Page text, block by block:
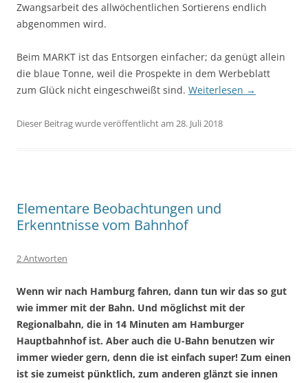
Zwangsarbeit des allwöchentlichen Sortierens endlich
abgenommen wird.
Beim MARKT ist das Entsorgen einfacher; da genügt allein
die blaue Tonne, weil die Prospekte in dem Werbeblatt
zum Glück nicht eingeschweißt sind. Weiterlesen →
Dieser Beitrag wurde veröffentlicht am 28. Juli 2018
Elementare Beobachtungen und
Erkenntnisse vom Bahnhof
2 Antworten
Wenn wir nach Hamburg fahren, dann tun wir das so gut
wie immer mit der Bahn. Und möglichst mit der
Regionalbahn, die in 14 Minuten am Hamburger
Hauptbahnhof ist. Aber auch die U-Bahn benutzen wir
immer wieder gern, denn die ist einfach super! Zum einen
ist sie zumeist pünktlich, zum anderen glänzt sie innen